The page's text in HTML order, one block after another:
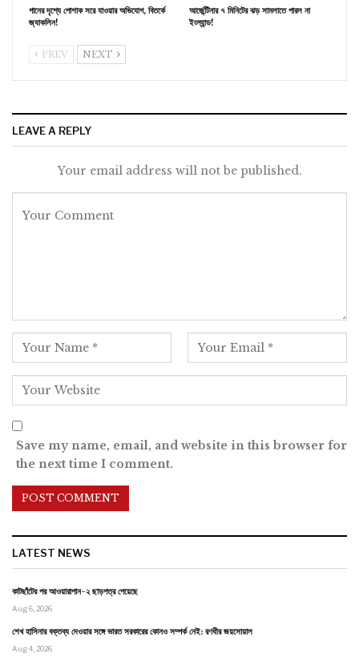
গানের দৃশ্যে পোশাক সরে যাওয়ার অভিযোগ, বিতর্কে
জ্যাকলিন!
আর্জেন্টিনার ৭ মিনিটের ঝড় সামলাতে পারল না
ইংল্যান্ড!
PREV NEXT
LEAVE A REPLY
Your email address will not be published.
Save my name, email, and website in this browser for
the next time I comment.
LATEST NEWS
কাটছাঁটের পর আওয়ারাপান-২ ছাড়পত্র পেয়েছে
Aug 6, 2026
শেখ হাসিনার বক্তব্য দেওয়ার সঙ্গে ভারত সরকারের কোনও সম্পর্ক নেই: রণধীর জয়সোয়াল
Aug 4, 2026